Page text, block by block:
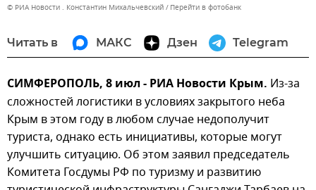
© РИА Новости . Константин Михальчевский Перейти в фотобанк
Читать в МАКС Дзен Telegram
СИМФЕРОПОЛЬ, 8 июл - РИА Новости Крым. Из-за
сложностей логистики в условиях закрытого неба
Крым в этом году в любом случае недополучит
туриста, однако есть инициативы, которые могут
улучшить ситуацию. Об этом заявил председатель
Комитета Госдумы РФ по туризму и развитию